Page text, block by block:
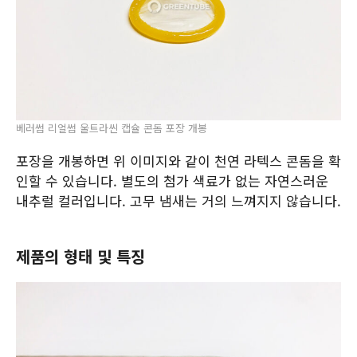
베러썸 리얼썸 울트라씬 캡슐 콘돔 포장 개봉
포장을 개봉하면 위 이미지와 같이 천연 라텍스 콘돔을 확
인할 수 있습니다. 별도의 첨가 색료가 없는 자연스러운
내추럴 컬러입니다. 고무 냄새는 거의 느껴지지 않습니다.
제품의 형태 및 특징